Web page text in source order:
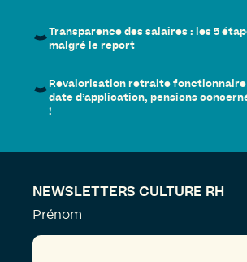
Transparence des salaires : les 5
malgré le report
Revalorisation retraite fonctionnaire
date d’application, pensions
!
NEWSLETTERS CULTURE RH
Prénom